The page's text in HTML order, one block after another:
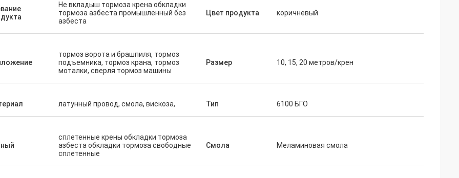
тормоза хорошее все время и
быть сказанным «самым
очень честном
по сбыту.
Не вкладыш тормоза крена обкладки
тормоза азбеста промышленный без
азбеста
Цвет продукта коричневый
тормоз ворота и брашпиля, тормоз
подъемника, тормоз крана, тормоз
моталки, сверля тормоз машины
Размер 10, 15, 20 метров/крен
латунный провод, смола, вискоза, Тип 6100 БГО
сплетенные крены обкладки тормоза
азбеста обкладки тормоза свободные
сплетенные
Смола Меламиновая смола